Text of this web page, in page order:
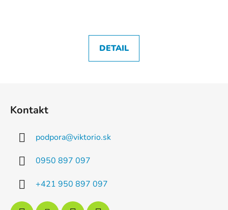
DETAIL
Kontakt
podpora@viktorio.sk
0950 897 097
+421 950 897 097